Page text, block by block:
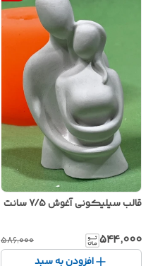
قالب سیلیکونی آغوش 7/5 سانت
۵۴۴٬۰۰۰ ۵۸۶٬۰۰۰
افزودن به سبد